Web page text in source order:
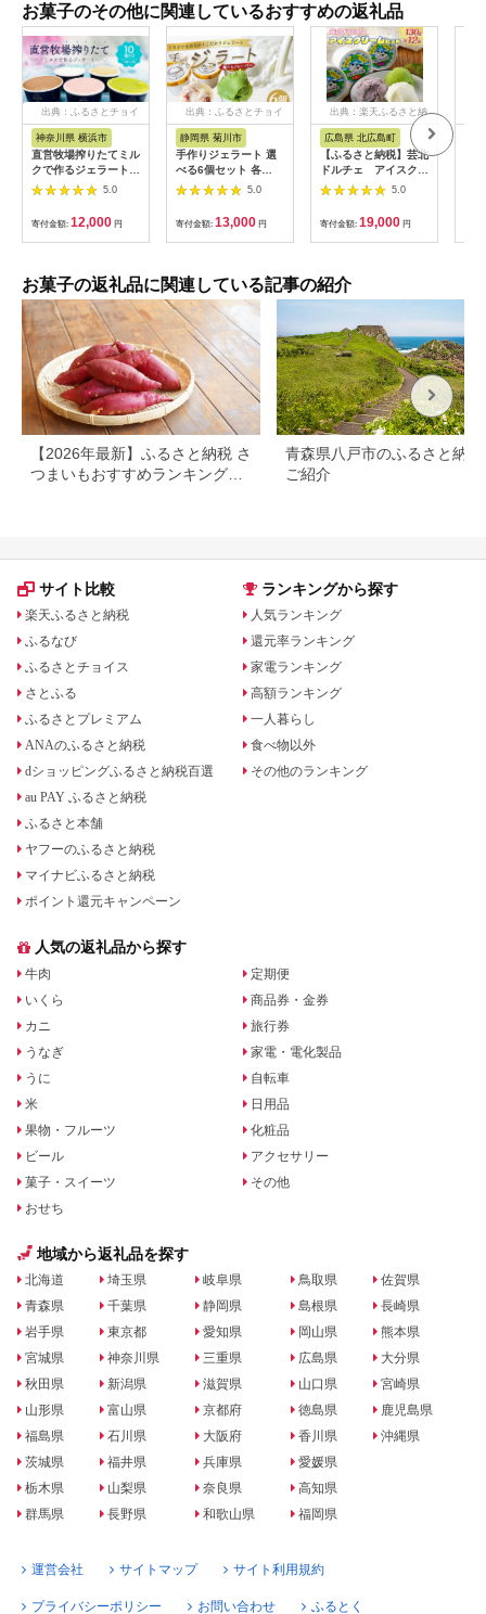
お菓子のその他に関連しているおすすめの返礼品
出典：ふるさとチョイ
ス
神奈川県 横浜市
直営牧場搾りたてミル
クで作るジェラート
（５種 計10個）〈小
野ファーム〉
5.0
寄付金額: 12,000 円
出典：ふるさとチョイ
ス
静岡県 菊川市
手作りジェラート 選
べる6個セット 各
110ml×6個 フレーバ
ー 6個 アーモンド プ
ラリネ 抹茶 バターキ
ャラメル ラテ ラズベ
リー マーブル チョコ
ルゴンゾーラ マンゴ
ー 静岡県 菊川市
5.0
寄付金額: 13,000 円
出典：楽天ふるさと納
広島県 北広島町
【ふるさと納税】芸北
ドルチェ アイスクリ
ーム12種食べ比べセ
ット(130ml×12個)
5.0
寄付金額: 19,000 円
お菓子の返礼品に関連している記事の紹介
【2026年最新】ふるさと納税 さ
つまいもおすすめランキング｜
青森県八戸市のふるさと納税
ご紹介
サイト比較
楽天ふるさと納税
ふるなび
ふるさとチョイス
さとふる
ふるさとプレミアム
ANAのふるさと納税
dショッピングふるさと納税百選
au PAY ふるさと納税
ふるさと本舗
ヤフーのふるさと納税
マイナビふるさと納税
ポイント還元キャンペーン
ランキングから探す
人気ランキング
還元率ランキング
家電ランキング
高額ランキング
一人暮らし
食べ物以外
その他のランキング
人気の返礼品から探す
牛肉
いくら
カニ
うなぎ
うに
米
果物・フルーツ
ビール
菓子・スイーツ
おせち
定期便
商品券・金券
旅行券
家電・電化製品
自転車
日用品
化粧品
アクセサリー
その他
地域から返礼品を探す
北海道
青森県
岩手県
宮城県
秋田県
山形県
福島県
茨城県
栃木県
群馬県
埼玉県
千葉県
東京都
神奈川県
新潟県
富山県
石川県
福井県
山梨県
長野県
岐阜県
静岡県
愛知県
三重県
滋賀県
京都府
大阪府
兵庫県
奈良県
和歌山県
鳥取県
島根県
岡山県
広島県
山口県
徳島県
香川県
愛媛県
高知県
福岡県
佐賀県
長崎県
熊本県
大分県
宮崎県
鹿児島県
沖縄県
運営会社 サイトマップ サイト利用規約
プライバシーポリシー お問い合わせ ふるとく